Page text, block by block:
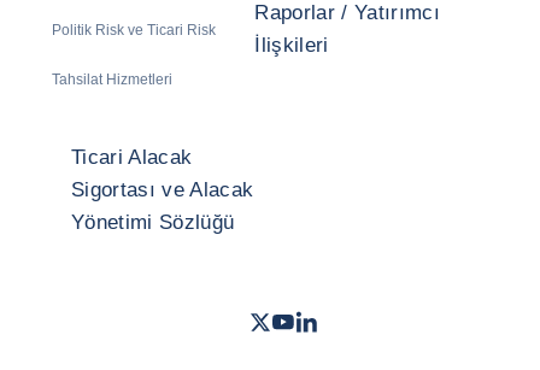
Politik Risk ve Ticari Risk
Tahsilat Hizmetleri
Raporlar / Yatırımcı
İlişkileri
Ticari Alacak
Sigortası ve Alacak
Yönetimi Sözlüğü
Twitter- Coface
Youtube
LinkedIn